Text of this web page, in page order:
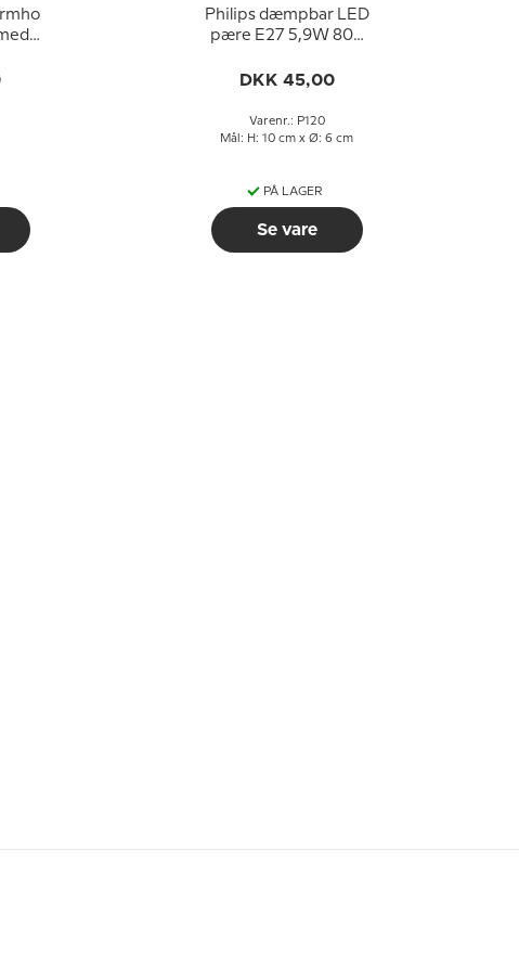
Philips dæmpbar LED
pære E27 5,9W 806
Varm Hvidt Lys 2200-
DKK 45,00
Varenr.: P120
Mål: H: 10 cm x Ø: 6 cm
PÅ LAGER
Se vare